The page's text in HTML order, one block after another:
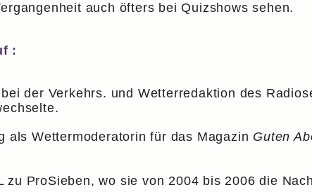
auch öfters bei Quizshows sehen.
:
der Verkehrs. und Wetterredaktion des
als Wettermoderatorin für das Magazin Guten
ProSieben, wo sie von 2004 bis 2006 die